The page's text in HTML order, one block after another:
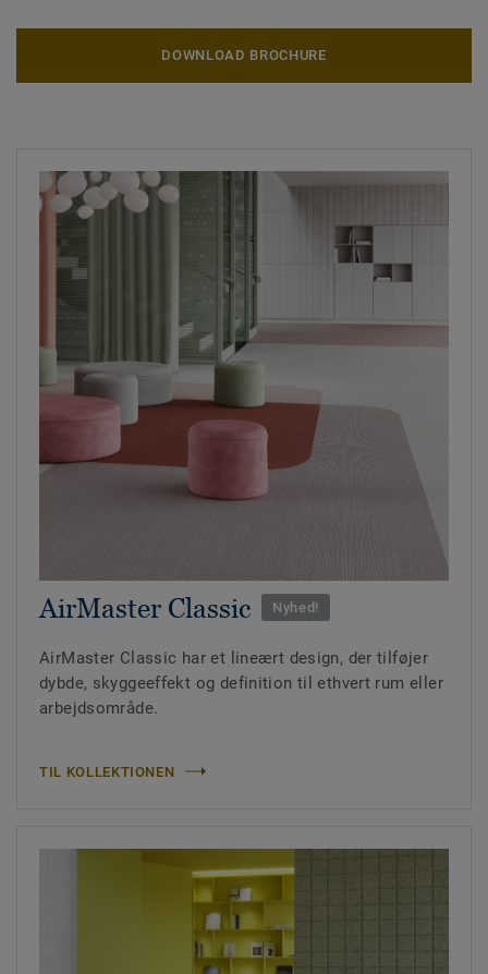
DOWNLOAD BROCHURE
AirMaster Classic Nyhed!
AirMaster Classic har et lineært design, der tilføjer
dybde, skyggeeffekt og definition til ethvert rum eller
arbejdsområde.
TIL KOLLEKTIONEN